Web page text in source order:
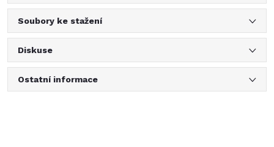
Soubory ke stažení
Diskuse
Ostatní informace